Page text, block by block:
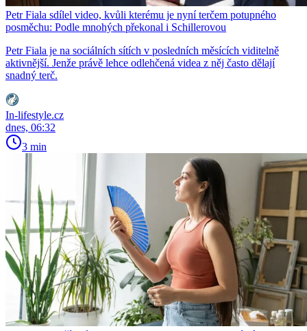
Petr Fiala sdílel video, kvůli kterému je nyní terčem potupného
posměchu: Podle mnohých překonal i Schillerovou
Petr Fiala je na sociálních sítích v posledních měsících viditelně
aktivnější. Jenže právě lehce odlehčená videa z něj často dělají
snadný terč.
In-lifestyle.cz
dnes, 06:32
3 min